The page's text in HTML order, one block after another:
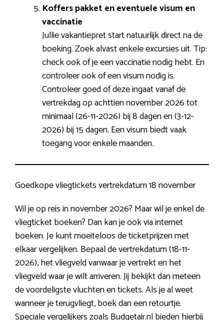
Koffers pakket en eventuele visum en
vaccinatie
Jullie vakantiepret start natuurlijk direct na de
boeking. Zoek alvast enkele excursies uit. Tip:
check ook of je een vaccinatie nodig hebt. En
controleer ook of een visum nodig is.
Controleer goed of deze ingaat vanaf de
vertrekdag op achttien november 2026 tot
minimaal (26-11-2026) bij 8 dagen en (3-12-
2026) bij 15 dagen. Een visum biedt vaak
toegang voor enkele maanden.
Goedkope vliegtickets vertrekdatum 18 november
Wil je op reis in november 2026? Maar wil je enkel de
vliegticket boeken? Dan kan je ook via internet
boeken. Je kunt moeiteloos de ticketprijzen met
elkaar vergelijken. Bepaal de vertrekdatum (18-11-
2026), het vliegveld vanwaar je vertrekt en het
vliegveld waar je wilt arriveren. Jij bekijkt dan meteen
de voordeligste vluchten en tickets. Als je al weet
wanneer je terugvliegt, boek dan een retourtje.
Speciale vergelijkers zoals Budgetair.nl bieden hierbij